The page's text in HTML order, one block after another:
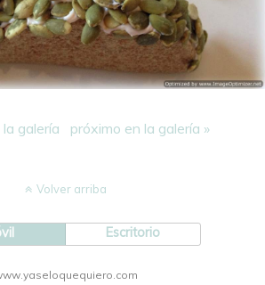
galería próximo en la galería »
Volver arriba
Escritorio